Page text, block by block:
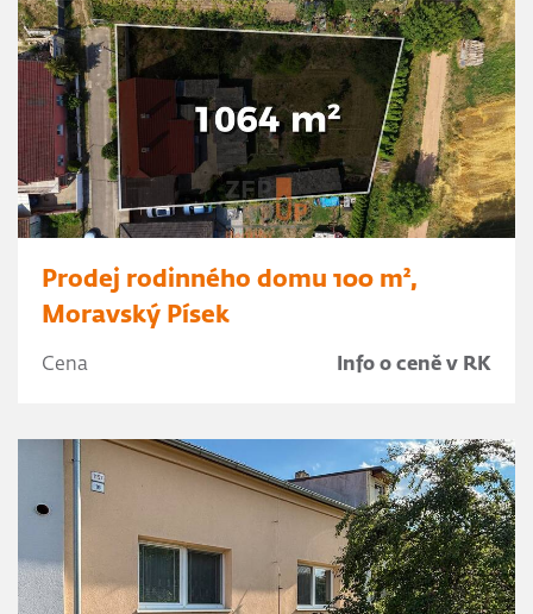
Prodej rodinného domu 100 m²,
Moravský Písek
Cena Info o ceně v RK